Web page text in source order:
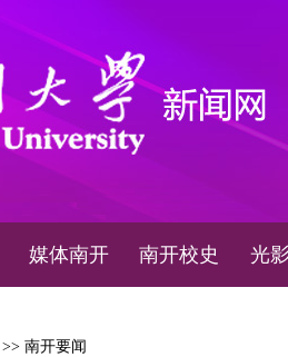
媒体南开 南开校史 光
>> 南开要闻